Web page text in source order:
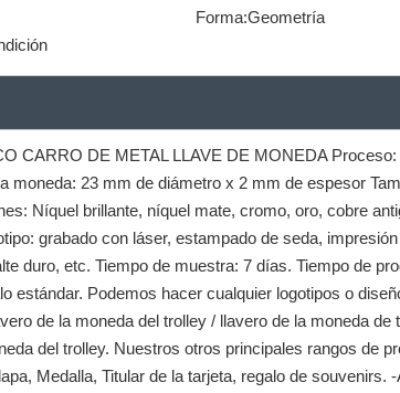
Forma:Geometría
CARRO DE METAL LLAVE DE MONEDA
moneda: 23 mm de diámetro x 2 mm de espesor
Níquel brillante, níquel mate, cromo, oro, cobre
grabado con láser, estampado de seda,
duro, etc. Tiempo de muestra: 7 días. Tiempo de
estándar. Podemos hacer cualquier logotipos o
de la moneda del trolley / llavero de la moneda de
del trolley. Nuestros otros principales rangos de
Medalla, Titular de la tarjeta, regalo de souvenirs.